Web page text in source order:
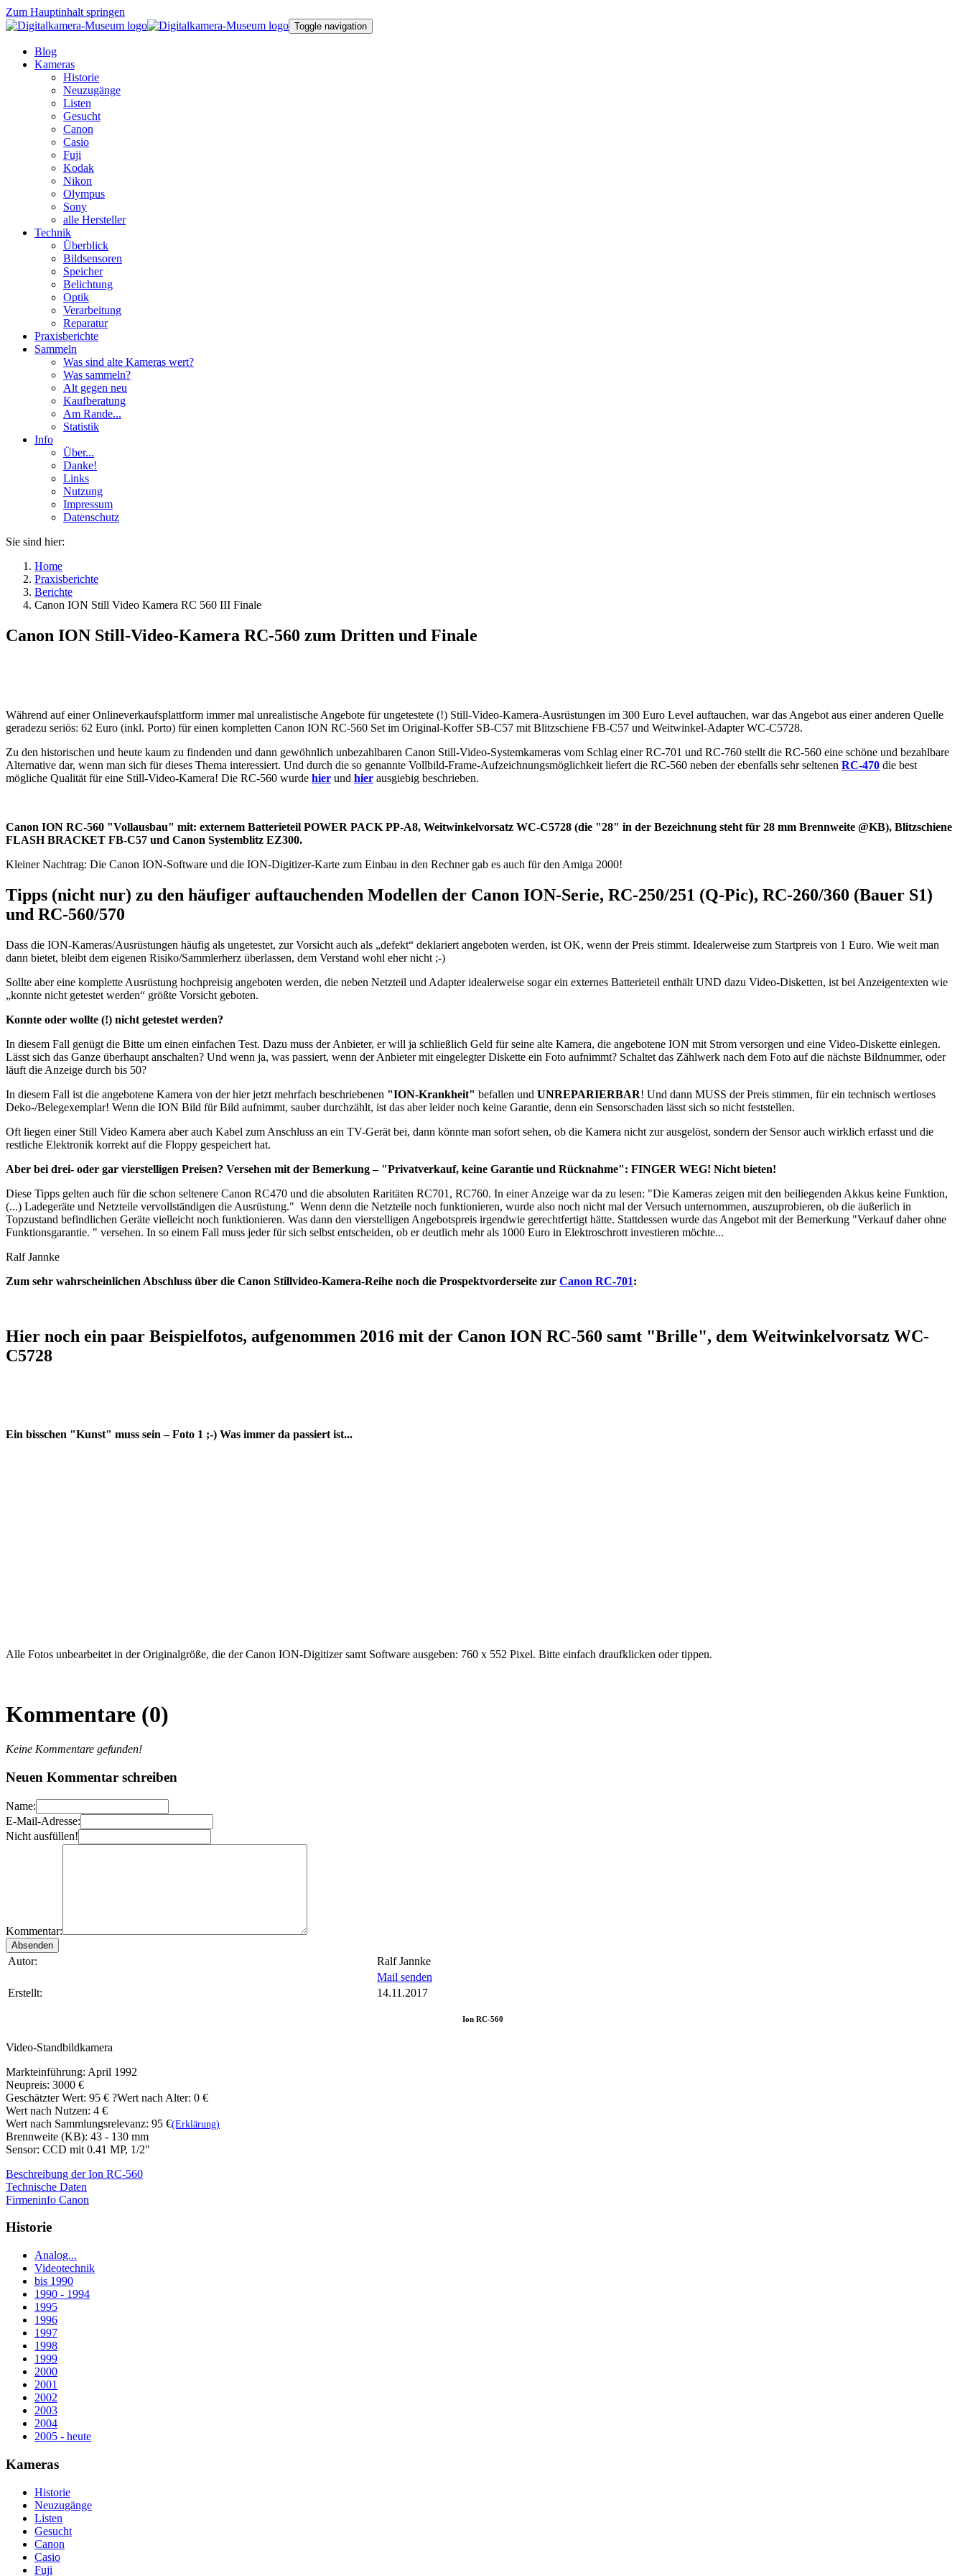
Zum Hauptinhalt springen
Toggle navigation
Blog
Kameras
Historie
Neuzugänge
Listen
Gesucht
Canon
Casio
Fuji
Kodak
Nikon
Olympus
Sony
alle Hersteller
Technik
Überblick
Bildsensoren
Speicher
Belichtung
Optik
Verarbeitung
Reparatur
Praxisberichte
Sammeln
Was sind alte Kameras wert?
Was sammeln?
Alt gegen neu
Kaufberatung
Am Rande...
Statistik
Info
Über...
Danke!
Links
Nutzung
Impressum
Datenschutz
Sie sind hier:
Home
Praxisberichte
Berichte
Canon ION Still Video Kamera RC 560 III Finale
Canon ION Still-Video-Kamera RC-560 zum Dritten und Finale
Während auf einer Onlineverkaufsplattform immer mal unrealistische Angebote für ungetestete (!) Still-Video-Kamera-Ausrüstungen im 300 Euro Level auftauchen, war das Angebot aus einer anderen Quelle
geradezu seriös: 62 Euro (inkl. Porto) für einen kompletten Canon ION RC-560 Set im Original-Koffer SB-C57 mit Blitzschiene FB-C57 und Weitwinkel-Adapter WC-C5728.
Zu den historischen und heute kaum zu findenden und dann gewöhnlich unbezahlbaren Canon Still-Video-Systemkameras vom Schlag einer RC-701 und RC-760 stellt die RC-560 eine schöne und bezahlbare
Alternative dar, wenn man sich für dieses Thema interessiert. Und durch die so genannte Vollbild-Frame-Aufzeichnungsmöglichkeit liefert die RC-560 neben der ebenfalls sehr seltenen RC-470 die best
mögliche Qualität für eine Still-Video-Kamera! Die RC-560 wurde hier und hier ausgiebig beschrieben.
Canon ION RC-560 "Vollausbau" mit: externem Batterieteil POWER PACK PP-A8, Weitwinkelvorsatz WC-C5728 (die "28" in der Bezeichnung steht für 28 mm Brennweite @KB), Blitzschiene
FLASH BRACKET FB-C57 und Canon Systemblitz EZ300.
Kleiner Nachtrag: Die Canon ION-Software und die ION-Digitizer-Karte zum Einbau in den Rechner gab es auch für den Amiga 2000!
Tipps (nicht nur) zu den häufiger auftauchenden Modellen der Canon ION-Serie, RC-250/251 (Q-Pic), RC-260/360 (Bauer S1)
und RC-560/570
Dass die ION-Kameras/Ausrüstungen häufig als ungetestet, zur Vorsicht auch als „defekt“ deklariert angeboten werden, ist OK, wenn der Preis stimmt. Idealerweise zum Startpreis von 1 Euro. Wie weit man
dann bietet, bleibt dem eigenen Risiko/Sammlerherz überlassen, dem Verstand wohl eher nicht ;-)
Sollte aber eine komplette Ausrüstung hochpreisig angeboten werden, die neben Netzteil und Adapter idealerweise sogar ein externes Batterieteil enthält UND dazu Video-Disketten, ist bei Anzeigentexten wie
„konnte nicht getestet werden“ größte Vorsicht geboten.
Konnte oder wollte (!) nicht getestet werden?
In diesem Fall genügt die Bitte um einen einfachen Test. Dazu muss der Anbieter, er will ja schließlich Geld für seine alte Kamera, die angebotene ION mit Strom versorgen und eine Video-Diskette einlegen.
Lässt sich das Ganze überhaupt anschalten? Und wenn ja, was passiert, wenn der Anbieter mit eingelegter Diskette ein Foto aufnimmt? Schaltet das Zählwerk nach dem Foto auf die nächste Bildnummer, oder
läuft die Anzeige durch bis 50?
In diesem Fall ist die angebotene Kamera von der hier jetzt mehrfach beschriebenen "ION-Krankheit" befallen und UNREPARIERBAR! Und dann MUSS der Preis stimmen, für ein technisch wertloses
Deko-/Belegexemplar! Wenn die ION Bild für Bild aufnimmt, sauber durchzählt, ist das aber leider noch keine Garantie, denn ein Sensorschaden lässt sich so nicht feststellen.
Oft liegen einer Still Video Kamera aber auch Kabel zum Anschluss an ein TV-Gerät bei, dann könnte man sofort sehen, ob die Kamera nicht zur ausgelöst, sondern der Sensor auch wirklich erfasst und die
restliche Elektronik korrekt auf die Floppy gespeichert hat.
Aber bei drei- oder gar vierstelligen Preisen? Versehen mit der Bemerkung – "Privatverkauf, keine Garantie und Rücknahme": FINGER WEG! Nicht bieten!
Diese Tipps gelten auch für die schon seltenere Canon RC470 und die absoluten Raritäten RC701, RC760. In einer Anzeige war da zu lesen: "Die Kameras zeigen mit den beiliegenden Akkus keine Funktion,
(...) Ladegeräte und Netzteile vervollständigen die Ausrüstung." Wenn denn die Netzteile noch funktionieren, wurde also noch nicht mal der Versuch unternommen, auszuprobieren, ob die äußerlich in
Topzustand befindlichen Geräte vielleicht noch funktionieren. Was dann den vierstelligen Angebotspreis irgendwie gerechtfertigt hätte. Stattdessen wurde das Angebot mit der Bemerkung "Verkauf daher ohne
Funktionsgarantie. " versehen. In so einem Fall muss jeder für sich selbst entscheiden, ob er deutlich mehr als 1000 Euro in Elektroschrott investieren möchte...
Ralf Jannke
Zum sehr wahrscheinlichen Abschluss über die Canon Stillvideo-Kamera-Reihe noch die Prospektvorderseite zur Canon RC-701:
Hier noch ein paar Beispielfotos, aufgenommen 2016 mit der Canon ION RC-560 samt "Brille", dem Weitwinkelvorsatz WC-
C5728
Ein bisschen "Kunst" muss sein – Foto 1 ;-) Was immer da passiert ist...
Alle Fotos unbearbeitet in der Originalgröße, die der Canon ION-Digitizer samt Software ausgeben: 760 x 552 Pixel. Bitte einfach draufklicken oder tippen.
Kommentare (0)
Keine Kommentare gefunden!
Neuen Kommentar schreiben
Name:
E-Mail-Adresse:
Nicht ausfüllen!
Kommentar:
Autor:
Ralf Jannke
Mail senden
Erstellt:
14.11.2017
Ion RC-560
Video-Standbildkamera
Markteinführung: April 1992
Neupreis: 3000 €
Geschätzter Wert: 95 € ?Wert nach Alter: 0 €
Wert nach Nutzen: 4 €
Wert nach Sammlungsrelevanz: 95 €(Erklärung)
Brennweite (KB): 43 - 130 mm
Sensor: CCD mit 0.41 MP, 1/2"
Beschreibung der Ion RC-560
Technische Daten
Firmeninfo Canon
Historie
Analog...
Videotechnik
bis 1990
1990 - 1994
1995
1996
1997
1998
1999
2000
2001
2002
2003
2004
2005 - heute
Kameras
Historie
Neuzugänge
Listen
Gesucht
Canon
Casio
Fuji